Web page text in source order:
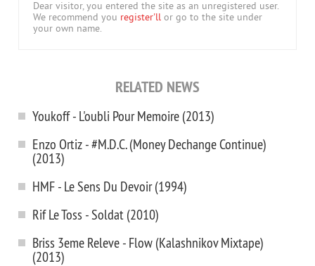
Dear visitor, you entered the site as an unregistered user.
We recommend you register'll or go to the site under
your own name.
RELATED NEWS
Youkoff - L'oubli Pour Memoire (2013)
Enzo Ortiz - #M.D.C. (Money Dechange Continue)
(2013)
HMF - Le Sens Du Devoir (1994)
Rif Le Toss - Soldat (2010)
Briss 3eme Releve - Flow (Kalashnikov Mixtape)
(2013)